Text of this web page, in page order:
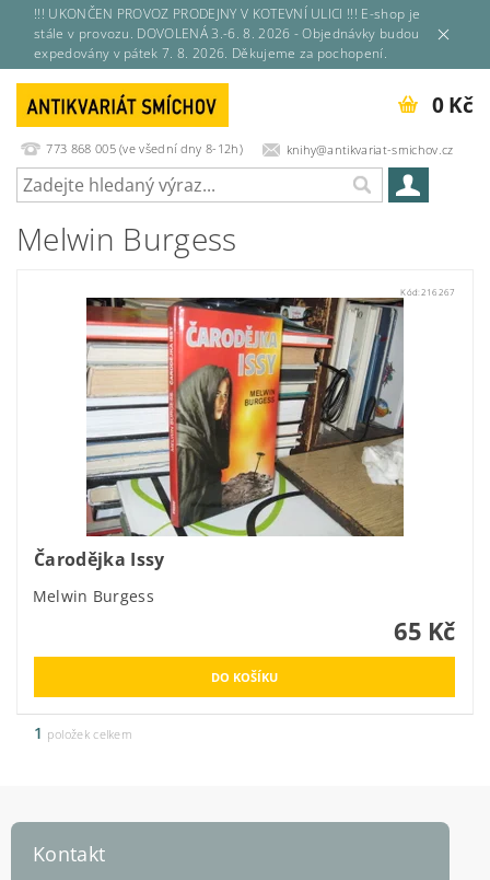
!!! UKONČEN PROVOZ PRODEJNY V KOTEVNÍ ULICI !!! E-shop je
stále v provozu. DOVOLENÁ 3.-6. 8. 2026 - Objednávky budou
expedovány v pátek 7. 8. 2026. Děkujeme za pochopení.
773 868 005 (ve všední dny 8-12h) knihy@antikvariat-smichov.cz
0 Kč
Melwin Burgess
Kód: 216267
Čarodějka Issy
Melwin Burgess
65 Kč
1 položek celkem
Kontakt